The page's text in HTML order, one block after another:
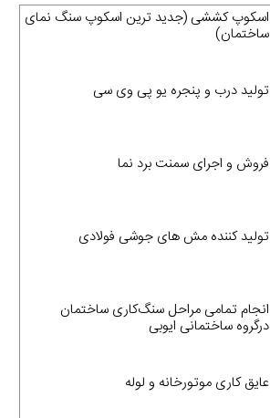
اسکوپ کششی (جدید ترین اسکوپ سنگ نمای
ساختمان)
تولید درب و پنجره یو پی وی سی
فروش و اجرای سمنت برد نما
تولید کننده مش های جوشی فولادی
انجام تمامی مراحل سنگ‌کاری ساختمان
درگروه ساختمانی ایوبی
عایق کاری موتورخانه و لوله